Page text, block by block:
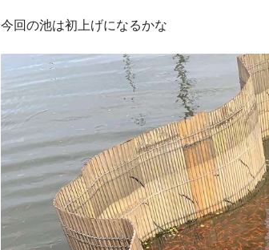
今回の池は初上げになるかな